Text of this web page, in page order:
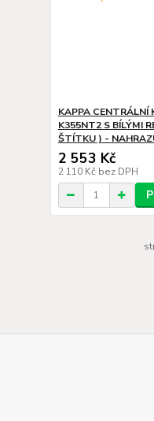
KAPPA CENTRÁLNÍ
K355NT2 S BÍLÝMI
ŠTÍTKU ) -
2 553 Kč
2 110 Kč bez DPH